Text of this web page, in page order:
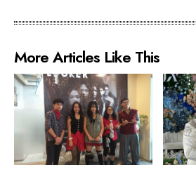
More Articles Like This